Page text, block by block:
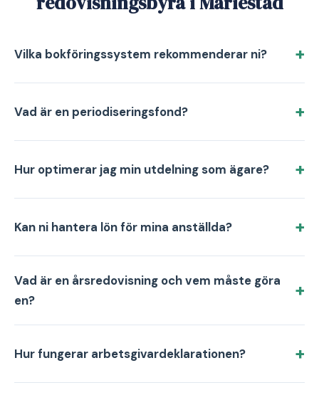
Vilka bokföringssystem rekommenderar ni?
Vad är en periodiseringsfond?
Hur optimerar jag min utdelning som ägare?
Kan ni hantera lön för mina anställda?
Vad är en årsredovisning och vem måste göra
en?
Hur fungerar arbetsgivardeklarationen?